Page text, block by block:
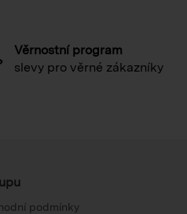
Věrnostní program
slevy pro věrné zákazníky
podmínky